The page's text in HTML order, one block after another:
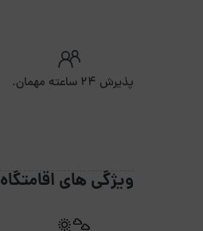
پذیرش ۲۴ ساعته مهمان.
ویژگی های اقامتگاه